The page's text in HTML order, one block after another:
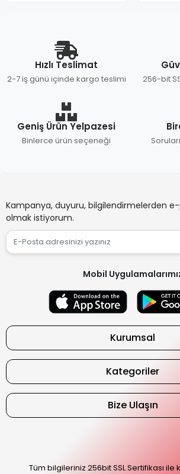
Hızlı Teslimat
2-7 iş günü içinde kargo teslimi 256-bit
Geniş Ürün Yelpazesi
Binlerce ürün seçeneği
Kampanya, duyuru, bilgilendirmelerden
olmak istiyorum.
Mobil
Kurumsal
Kategoriler
Bize Ulaşın
Tüm bilgileriniz 256bit SSL Sertifikası ile